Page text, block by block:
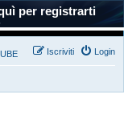
per registrarti
Login
Iscriviti